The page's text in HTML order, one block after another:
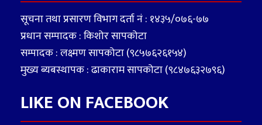
सूचना तथा प्रसारण विभाग दर्ता नं : १४३५/०७६-७७
प्रधान सम्पादक : किशोर सापकोटा
सम्पादक : लक्ष्मण सापकोटा (९८५७६२६१५४)
मुख्य ब्यबस्थापक : ढाकाराम सापकोटा (९८४७६३२७९६)
LIKE ON FACEBOOK